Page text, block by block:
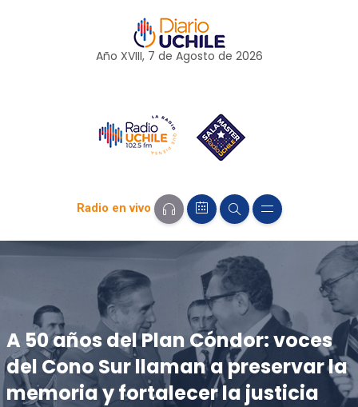
Año XVIII, 7 de Agosto de 2026
Radio en vivo
A 50 años del Plan Cóndor: voces
del Cono Sur llaman a preservar la
memoria y fortalecer la justicia